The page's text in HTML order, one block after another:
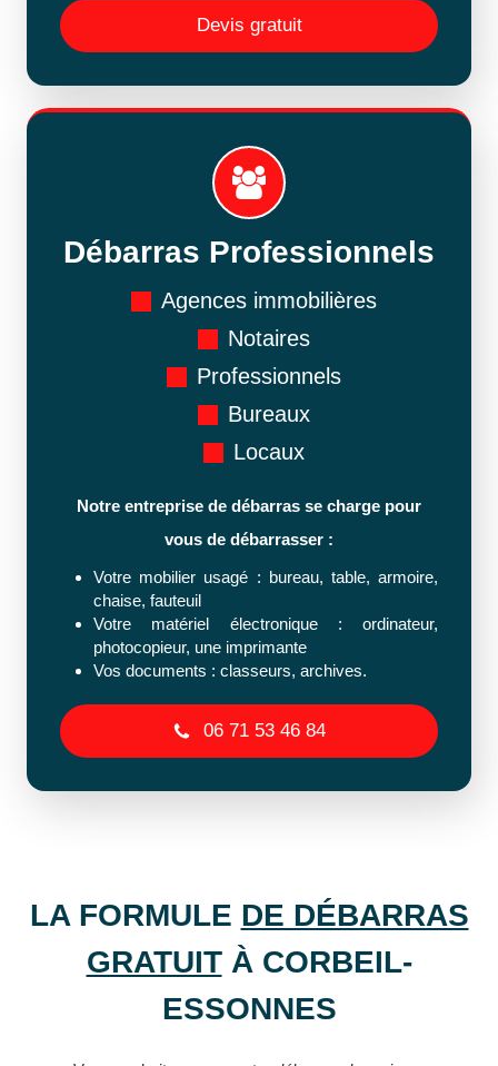
Devis gratuit
Débarras Professionnels
Agences immobilières
Notaires
Professionnels
Bureaux
Locaux
Notre entreprise de débarras se charge pour
vous de débarrasser :
Votre mobilier usagé : bureau, table, armoire,
chaise, fauteuil
Votre matériel électronique : ordinateur,
photocopieur, une imprimante
Vos documents : classeurs, archives.
06 71 53 46 84
LA FORMULE DE DÉBARRAS
GRATUITÀ CORBEIL-
ESSONNES